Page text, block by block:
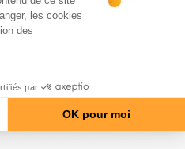
classiques et pourtant
mauvais pour l'estomac, et
des douleurs gastriques, des
des ulcères ou des
est une substance qui se
synovial
de l'organisme, et les